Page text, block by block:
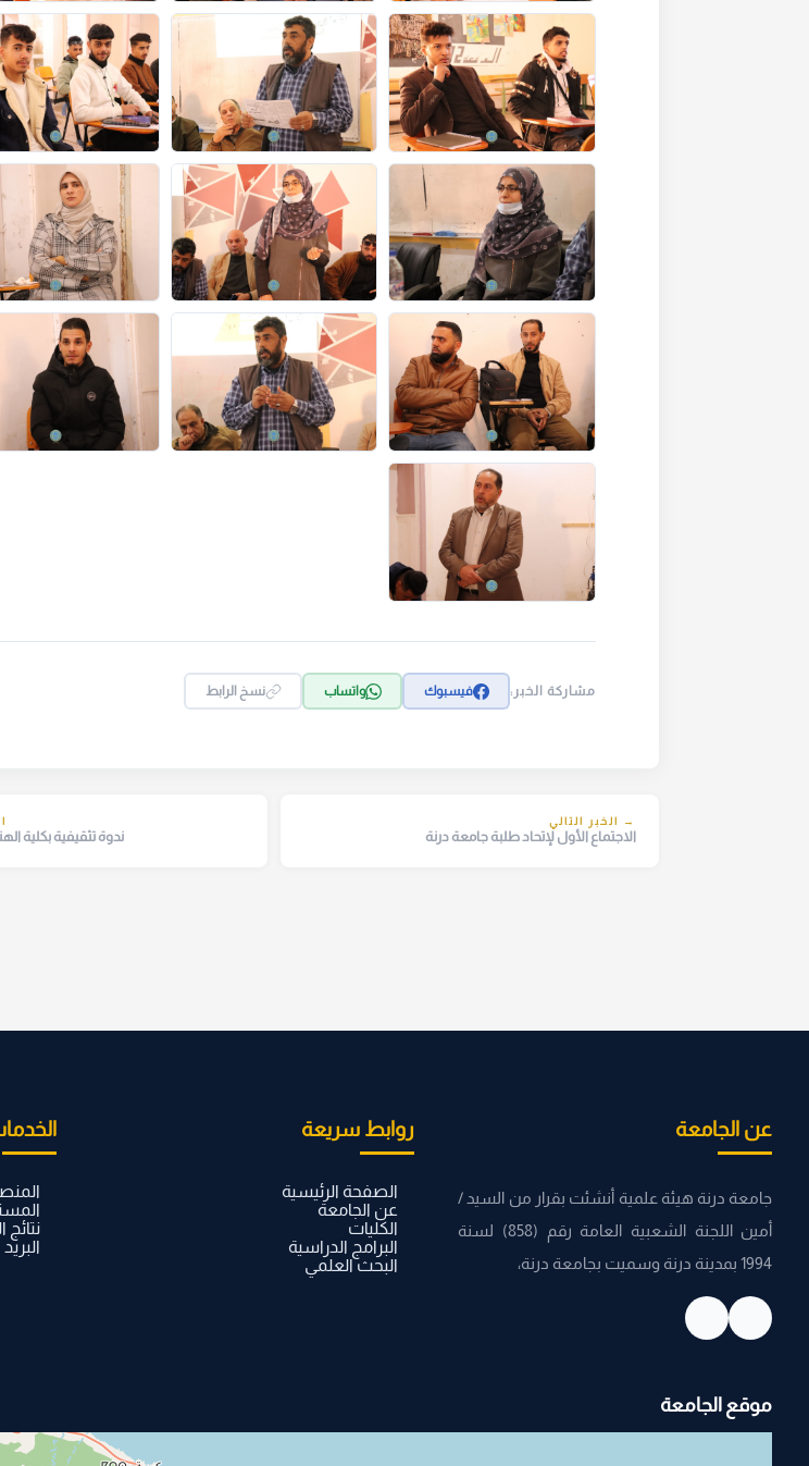
مشاركة الخبر: فيسبوك واتساب نسخ الرابط
→ الخبر التالي
الاجتماع الأول لإتحاد طلبة جامعة درنة ندوة تثقيفية بكلية
عن الجامعة
جامعة درنة هيئة علمية أنشئت بقرار من السيد /
أمين اللجنة الشعبية العامة رقم (858) لسنة
1994 بمدينة درنة وسميت بجامعة درنة،
روابط سريعة
الصفحة الرئيسية
عن الجامعة
الكليات
البرامج الدراسية
البحث العلمي
موقع الجامعة